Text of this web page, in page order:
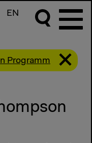
EN
Programm